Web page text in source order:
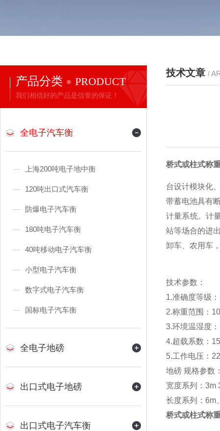
产品分类 PRODUCT
我们相信好的产品是信誉的保证！
全电子汽车衡
上海200吨电子地中衡
120吨出口式汽车衡
防爆电子汽车衡
180吨电子汽车衡
40吨移动电子汽车衡
小型电子汽车衡
数字式电子汽车衡
国标电子汽车衡
全电子地磅
出口式电子地磅
出口式电子汽车衡
技术文章 /
桥式或柱式称
台设计模块化
带蓄电池具有
计量系统。计
站等场合的进
卸车、农用车
技术参数：
1.准确度等级
2.称重范围：
3.环境温湿度
4.超载系数：
5.工作电压：
地磅 规格参数
宽度系列：3m
长度系列：6m
桥式或柱式称